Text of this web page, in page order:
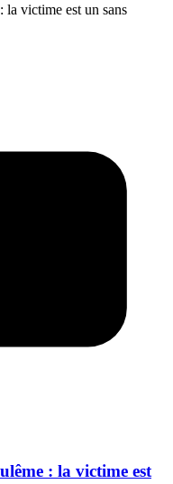
: la victime est